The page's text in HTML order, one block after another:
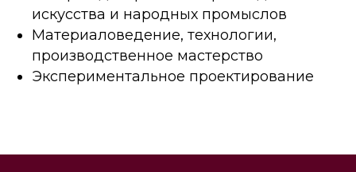
искусства и народных промыслов
Материаловедение, технологии,
производственное мастерство
Экспериментальное проектирование